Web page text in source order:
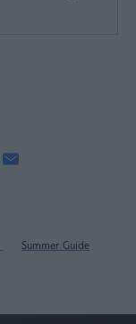
Summer Guide